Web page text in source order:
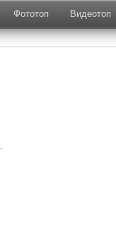
Фототоп Видеотоп